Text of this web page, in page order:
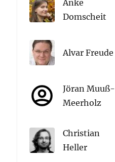
Anke
Domscheit
Alvar Freude
Jöran Muuß-
Meerholz
Christian
Heller